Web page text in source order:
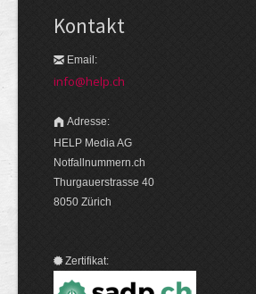
Kontakt
Email:
info@help.ch
Adresse:
HELP Media AG
Notfallnummern.ch
Thurgauerstrasse 40
8050 Zürich
Zertifikat: